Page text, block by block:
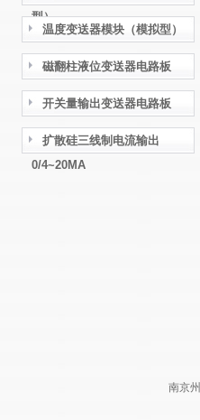
型）
温度变送器模块（模拟型）
磁翻柱液位变送器电路板
开关量输出变送器电路板
扩散硅三线制电流输出
0/4~20MA
南京